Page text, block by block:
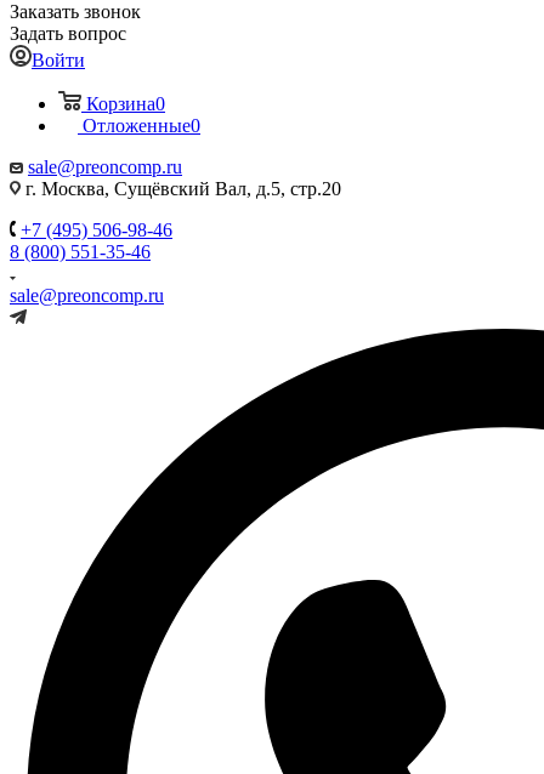
Заказать звонок
Задать вопрос
Войти
Корзина0
Отложенные0
sale@preoncomp.ru
г. Москва, Сущёвский Вал, д.5, стр.20
+7 (495) 506-98-46
8 (800) 551-35-46
sale@preoncomp.ru